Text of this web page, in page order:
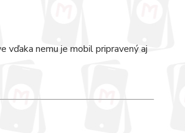
vďaka nemu je mobil pripravený aj